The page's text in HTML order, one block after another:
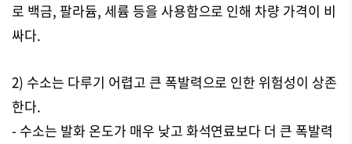
로 백금, 팔라듐, 세륨 등을 사용함으로 인해 차량 가격이 비
싸다.
2) 수소는 다루기 어렵고 큰 폭발력으로 인한 위험성이 상존
한다.
- 수소는 발화 온도가 매우 낮고 화석연료보다 더 큰 폭발력